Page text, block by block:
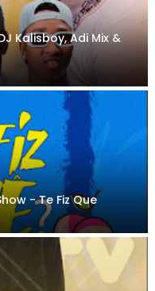
Kalisboy, Adi Mix &
- Te Fiz Que